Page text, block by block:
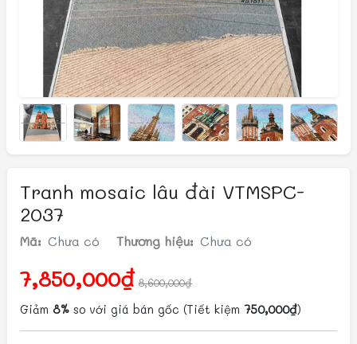
Tranh mosaic lâu đài VTMSPC-
2037
Mã: Chưa có Thương hiệu: Chưa có
7,850,000₫ 8,600,000₫
Giảm 8% so với giá bán gốc (Tiết kiệm 750,000₫)